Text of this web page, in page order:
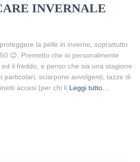
INVERNALE
la pelle in inverno, soprattutto
😉. Premetto che io personalmente
ed il freddo, e penso che sia una stagione
particolari, sciarpone avvolgenti, tazze di
accesi (per chi li Leggi tutto…